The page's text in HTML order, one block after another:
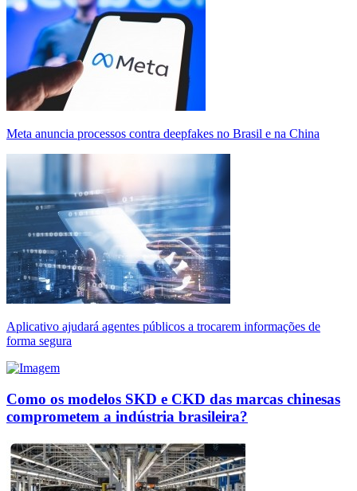
Meta anuncia processos contra deepfakes no Brasil e na China
Aplicativo ajudará agentes públicos a trocarem informações de
forma segura
Como os modelos SKD e CKD das marcas chinesas
comprometem a indústria brasileira?